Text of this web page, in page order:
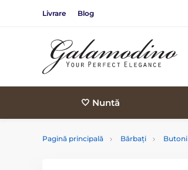
Livrare Blog
🤍 Nuntă
Pagină principală Bărbați Butoni